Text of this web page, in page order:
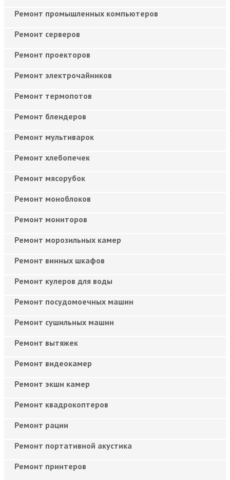
Ремонт промышленных компьютеров
Ремонт серверов
Ремонт проекторов
Ремонт электрочайников
Ремонт термопотов
Ремонт блендеров
Ремонт мультиварок
Ремонт хлебопечек
Ремонт мясорубок
Ремонт моноблоков
Ремонт мониторов
Ремонт морозильных камер
Ремонт винных шкафов
Ремонт кулеров для воды
Ремонт посудомоечных машин
Ремонт сушильных машин
Ремонт вытяжек
Ремонт видеокамер
Ремонт экшн камер
Ремонт квадрокоптеров
Ремонт рации
Ремонт портативной акустика
Ремонт принтеров